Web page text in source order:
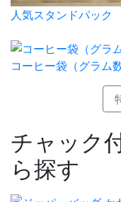
人気スタンドパック
コーヒー袋（グラム数
チャック
ら探す